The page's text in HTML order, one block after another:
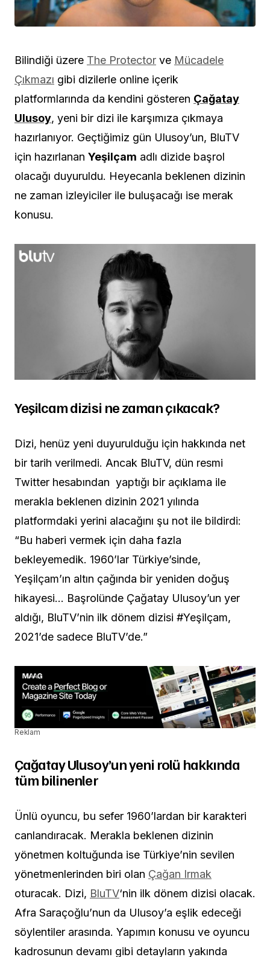
Bilindiği üzere The Protector ve Mücadele
Çıkmazı gibi dizilerle online içerik
platformlarında da kendini gösteren Çağatay
Ulusoy, yeni bir dizi ile karşımıza çıkmaya
hazırlanıyor. Geçtiğimiz gün Ulusoy’un, BluTV
için hazırlanan Yeşilçam adlı dizide başrol
olacağı duyuruldu. Heyecanla beklenen dizinin
ne zaman izleyiciler ile buluşacağı ise merak
konusu.
Yeşilcam dizisi ne zaman çıkacak?
Dizi, henüz yeni duyurulduğu için hakkında net
bir tarih verilmedi. Ancak BluTV, dün resmi
Twitter hesabından yaptığı bir açıklama ile
merakla beklenen dizinin 2021 yılında
platformdaki yerini alacağını şu not ile bildirdi:
“Bu haberi vermek için daha fazla
bekleyemedik. 1960’lar Türkiye’sinde,
Yeşilçam’ın altın çağında bir yeniden doğuş
hikayesi… Başrolünde Çağatay Ulusoy’un yer
aldığı, BluTV’nin ilk dönem dizisi #Yeşilçam,
2021’de sadece BluTV’de.”
Reklam
Çağatay Ulusoy’un yeni rolü hakkında
tüm bilinenler
Ünlü oyuncu, bu sefer 1960’lardan bir karakteri
canlandıracak. Merakla beklenen dizinin
yönetmen koltuğunda ise Türkiye’nin sevilen
yönetmenlerinden biri olan Çağan Irmak
oturacak. Dizi, BluTV‘nin ilk dönem dizisi olacak.
Afra Saraçoğlu’nun da Ulusoy’a eşlik edeceği
söylentiler arasında. Yapımın konusu ve oyuncu
kadrosunun devamı gibi detayların yakında